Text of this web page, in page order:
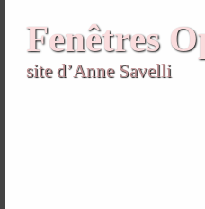
Fenêtres
site d’Anne Savelli